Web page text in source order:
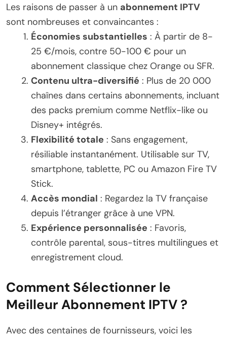
Les raisons de passer à un abonnement IPTV
sont nombreuses et convaincantes :
Économies substantielles : À partir de 8-
25 €/mois, contre 50-100 € pour un
abonnement classique chez Orange ou SFR.
Contenu ultra-diversifié : Plus de 20 000
chaînes dans certains abonnements, incluant
des packs premium comme Netflix-like ou
Disney+ intégrés.
Flexibilité totale : Sans engagement,
résiliable instantanément. Utilisable sur TV,
smartphone, tablette, PC ou Amazon Fire TV
Stick.
Accès mondial : Regardez la TV française
depuis l’étranger grâce à une VPN.
Expérience personnalisée : Favoris,
contrôle parental, sous-titres multilingues et
enregistrement cloud.
Comment Sélectionner le
Meilleur Abonnement IPTV ?
Avec des centaines de fournisseurs, voici les